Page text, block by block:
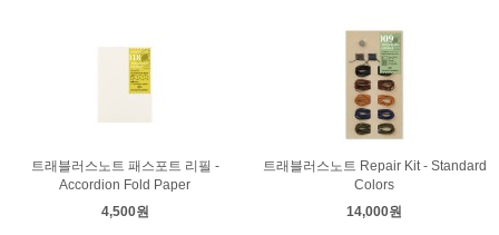
트래블러스노트 패스포트 리필 -
Accordion Fold Paper
4,500원
트래블러스노트 Repair Kit - Standard
Colors
14,000원